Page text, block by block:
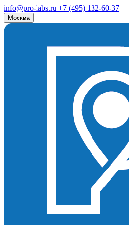
info@pro-labs.ru +7 (495) 132-60-37
Москва